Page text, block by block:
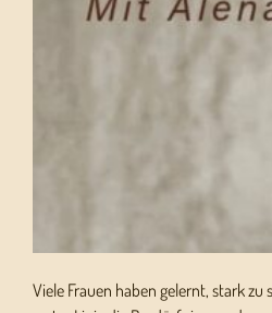
Viele Frauen haben gelernt, stark